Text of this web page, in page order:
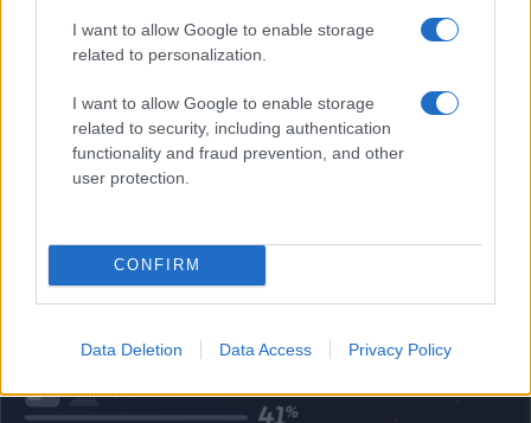
I want to allow Google to enable storage
related to personalization.
I want to allow Google to enable storage
related to security, including authentication
functionality and fraud prevention, and other
user protection.
CONFIRM
Data Deletion Data Access Privacy Policy
υποδομές cloud, ενώ μόλις το 34% των οργανισμών
δηλώνει ότι γνωρίζει με ακρίβεια πού βρίσκονται
αποθηκευμένα όλα τα κρίσιμα δεδομένα του.
δεδομένων αλλά και η αδυναμία πολλών οργανισμών να
γνωρίζουν ακριβώς τι πρέπει να προστατεύσουν.